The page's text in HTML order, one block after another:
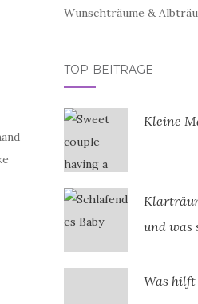
Wunschträume &
TOP-BEITRÄGE
Kleine
und was
Was hilft